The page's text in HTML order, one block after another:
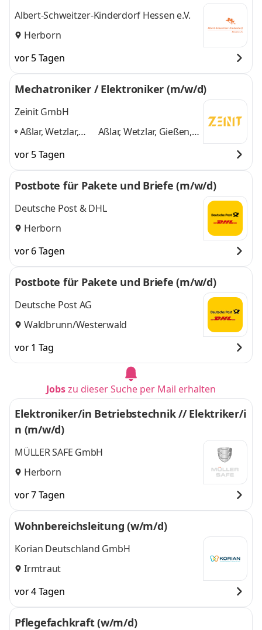
eutische Wohngruppe in Herborn
Albert-Schweitzer-Kinderdorf Hessen e.V.
Herborn
vor 5 Tagen
Mechatroniker / Elektroniker (m/w/d)
Zeinit GmbH
Aßlar, Wetzlar,
Weilburg,
Aßlar, Wetzlar, Gießen,
vor 5 Tagen
Postbote für Pakete und Briefe (m/w/d)
Deutsche Post & DHL
Herborn
vor 6 Tagen
Postbote für Pakete und Briefe (m/w/d)
Deutsche Post AG
Waldbrunn/Westerwald
vor 1 Tag
Jobszu dieser Suche per Mail erhalten
Elektroniker/in Betriebstechnik // Elektriker/i
n (m/w/d)
MÜLLER SAFE GmbH
Herborn
vor 7 Tagen
Wohnbereichsleitung (w/m/d)
Korian Deutschland GmbH
Irmtraut
vor 4 Tagen
Pflegefachkraft (w/m/d)